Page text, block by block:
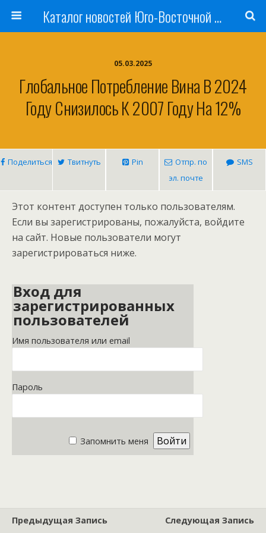
Каталог новостей Юго-Восточной Азии, Австралии и Океании
05.03.2025
Глобальное Потребление Вина В 2024
Году Снизилось К 2007 Году На 12%
Поделиться Твитнуть Pin
Отпр. по
эл. почте
SMS
Этот контент доступен только пользователям.
Если вы зарегистрированы, пожалуйста, войдите
на сайт. Новые пользователи могут
зарегистрироваться ниже.
Вход для
зарегистрированных
пользователей
Имя пользователя или email
Пароль
Запомнить меня
Предыдущая Запись
Следующая Запись